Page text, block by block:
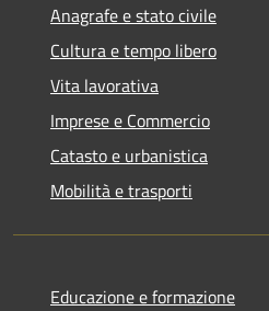
Anagrafe e stato civile
Cultura e tempo libero
Vita lavorativa
Imprese e Commercio
Catasto e urbanistica
Mobilità e trasporti
Educazione e formazione